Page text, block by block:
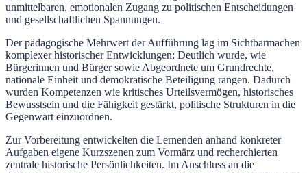
unmittelbaren, emotionalen Zugang zu politischen Entscheidungen
und gesellschaftlichen Spannungen.
Der pädagogische Mehrwert der Aufführung lag im Sichtbarmachen
komplexer historischer Entwicklungen: Deutlich wurde, wie
Bürgerinnen und Bürger sowie Abgeordnete um Grundrechte,
nationale Einheit und demokratische Beteiligung rangen. Dadurch
wurden Kompetenzen wie kritisches Urteilsvermögen, historisches
Bewusstsein und die Fähigkeit gestärkt, politische Strukturen in die
Gegenwart einzuordnen.
Zur Vorbereitung entwickelten die Lernenden anhand konkreter
Aufgaben eigene Kurzszenen zum Vormärz und recherchierten
zentrale historische Persönlichkeiten. Im Anschluss an die